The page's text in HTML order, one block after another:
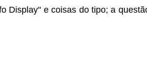
Display" e coisas do tipo; a